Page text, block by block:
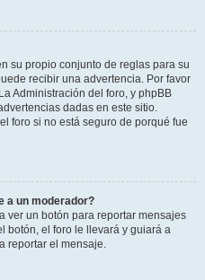
su propio conjunto de reglas para su
recibir una advertencia. Por favor
Administración del foro, y phpBB
dadas en este sitio.
foro si no está seguro de porqué fue
a un moderador?
ver un botón para reportar mensajes
botón, el foro le llevará y guiará a
reportar el mensaje.